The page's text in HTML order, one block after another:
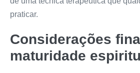
praticar.
Considerações
maturidade